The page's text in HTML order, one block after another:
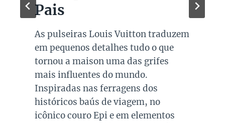
Pais
As pulseiras Louis Vuitton traduzem
em pequenos detalhes tudo o que
tornou a maison uma das grifes
mais influentes do mundo.
Inspiradas nas ferragens dos
históricos baús de viagem, no
icônico couro Epi e em elementos